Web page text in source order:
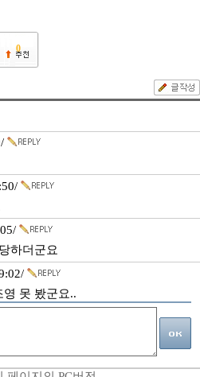
0
하더군요
못 봤군요..